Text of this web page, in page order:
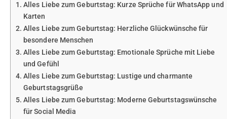
Alles Liebe zum Geburtstag: Kurze Sprüche für WhatsApp und
Karten
Alles Liebe zum Geburtstag: Herzliche Glückwünsche für
besondere Menschen
Alles Liebe zum Geburtstag: Emotionale Sprüche mit Liebe
und Gefühl
Alles Liebe zum Geburtstag: Lustige und charmante
Geburtstagsgrüße
Alles Liebe zum Geburtstag: Moderne Geburtstagswünsche
für Social Media